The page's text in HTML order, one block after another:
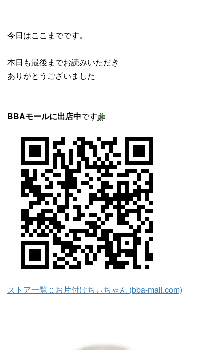
今日はここまでです。
本日も最後までお読みいただき
ありがとうございました
BBAモールに出店中です
ストア一覧 :: お片付けちぃちゃん (bba-mall.com)